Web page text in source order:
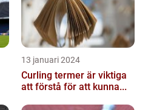
13 januari 2024
Curling termer är viktiga
att förstå för att kunna...